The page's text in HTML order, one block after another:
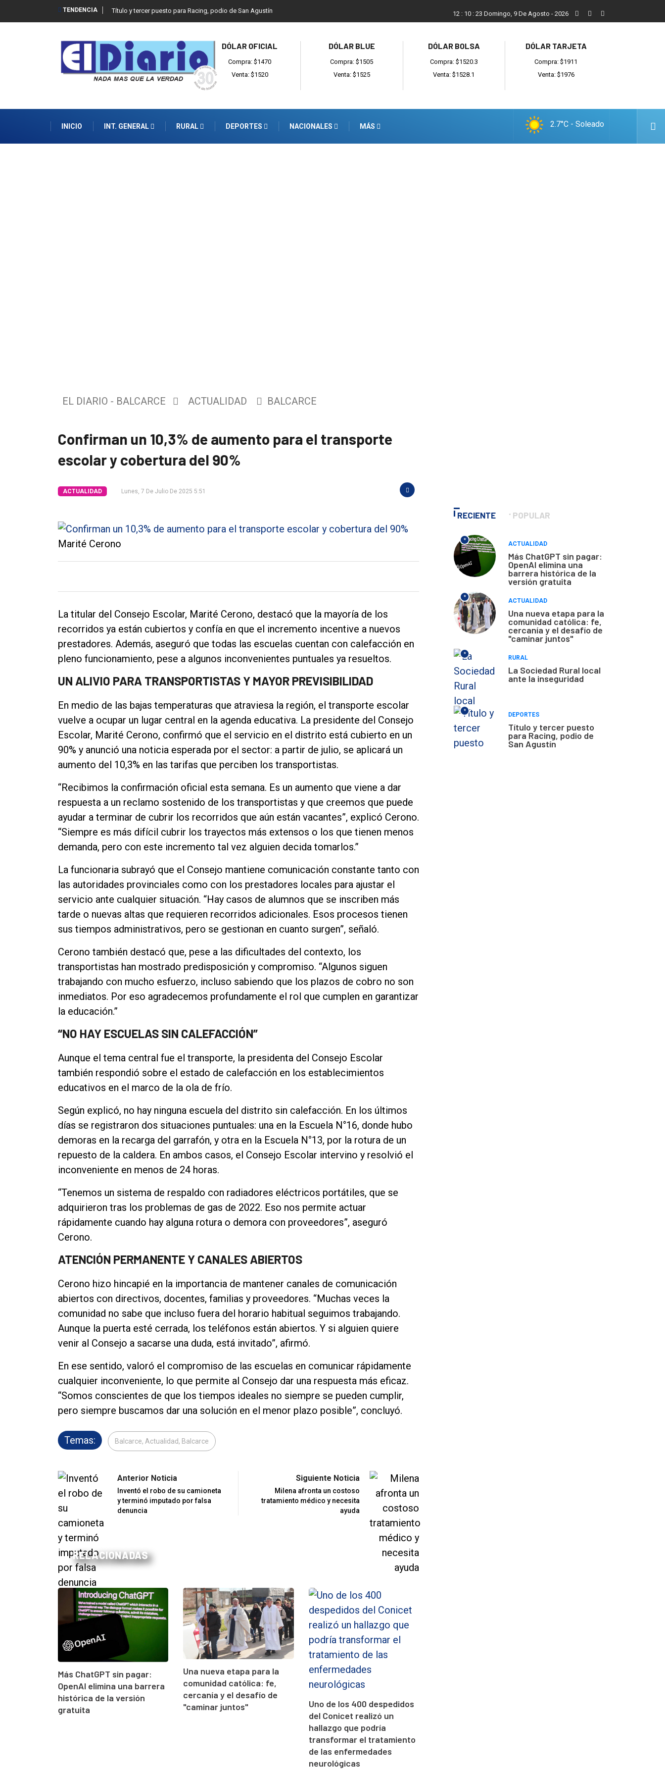
TENDENCIA Título y tercer puesto para Racing, podio de San Agustín San Cayetano, el trabajo y una nueva etapa para la
12 : 10 : 24 Domingo, 9 De Agosto - 2026
DÓLAR OFICIAL
Compra: $1470
Venta: $1520
DÓLAR BLUE
Compra: $1505
Venta: $1525
DÓLAR BOLSA
Compra: $1520.3
Venta: $1528.1
DÓLAR TARJETA
Compra: $1911
Venta: $1976
INICIO INT. GENERAL RURAL DEPORTES NACIONALES MÁS 2.7°C - Soleado
Tendencia
Entrevistas
Deportes
Fúnebres
Nosotros
Contacto
EL DIARIO - BALCARCE ACTUALIDAD BALCARCE
Confirman un 10,3% de aumento para el transporte
escolar y cobertura del 90%
ACTUALIDAD Lunes, 7 De Julio De 2025 5:51
Marité Cerono
La titular del Consejo Escolar, Marité Cerono, destacó que la mayoría de los
recorridos ya están cubiertos y confía en que el incremento incentive a nuevos
prestadores. Además, aseguró que todas las escuelas cuentan con calefacción en
pleno funcionamiento, pese a algunos inconvenientes puntuales ya resueltos.
UN ALIVIO PARA TRANSPORTISTAS Y MAYOR PREVISIBILIDAD
En medio de las bajas temperaturas que atraviesa la región, el transporte escolar
vuelve a ocupar un lugar central en la agenda educativa. La presidente del Consejo
Escolar, Marité Cerono, confirmó que el servicio en el distrito está cubierto en un
90% y anunció una noticia esperada por el sector: a partir de julio, se aplicará un
aumento del 10,3% en las tarifas que perciben los transportistas.
“Recibimos la confirmación oficial esta semana. Es un aumento que viene a dar
respuesta a un reclamo sostenido de los transportistas y que creemos que puede
ayudar a terminar de cubrir los recorridos que aún están vacantes”, explicó Cerono.
“Siempre es más difícil cubrir los trayectos más extensos o los que tienen menos
demanda, pero con este incremento tal vez alguien decida tomarlos.”
La funcionaria subrayó que el Consejo mantiene comunicación constante tanto con
las autoridades provinciales como con los prestadores locales para ajustar el
servicio ante cualquier situación. “Hay casos de alumnos que se inscriben más
tarde o nuevas altas que requieren recorridos adicionales. Esos procesos tienen
sus tiempos administrativos, pero se gestionan en cuanto surgen”, señaló.
Cerono también destacó que, pese a las dificultades del contexto, los
transportistas han mostrado predisposición y compromiso. “Algunos siguen
trabajando con mucho esfuerzo, incluso sabiendo que los plazos de cobro no son
inmediatos. Por eso agradecemos profundamente el rol que cumplen en garantizar
la educación.”
“NO HAY ESCUELAS SIN CALEFACCIÓN”
Aunque el tema central fue el transporte, la presidenta del Consejo Escolar
también respondió sobre el estado de calefacción en los establecimientos
educativos en el marco de la ola de frío.
Según explicó, no hay ninguna escuela del distrito sin calefacción. En los últimos
días se registraron dos situaciones puntuales: una en la Escuela N°16, donde hubo
demoras en la recarga del garrafón, y otra en la Escuela N°13, por la rotura de un
repuesto de la caldera. En ambos casos, el Consejo Escolar intervino y resolvió el
inconveniente en menos de 24 horas.
“Tenemos un sistema de respaldo con radiadores eléctricos portátiles, que se
adquirieron tras los problemas de gas de 2022. Eso nos permite actuar
rápidamente cuando hay alguna rotura o demora con proveedores”, aseguró
Cerono.
ATENCIÓN PERMANENTE Y CANALES ABIERTOS
Cerono hizo hincapié en la importancia de mantener canales de comunicación
abiertos con directivos, docentes, familias y proveedores. “Muchas veces la
comunidad no sabe que incluso fuera del horario habitual seguimos trabajando.
Aunque la puerta esté cerrada, los teléfonos están abiertos. Y si alguien quiere
venir al Consejo a sacarse una duda, está invitado”, afirmó.
En ese sentido, valoró el compromiso de las escuelas en comunicar rápidamente
cualquier inconveniente, lo que permite al Consejo dar una respuesta más eficaz.
“Somos conscientes de que los tiempos ideales no siempre se pueden cumplir,
pero siempre buscamos dar una solución en el menor plazo posible”, concluyó.
Temas: Balcarce, Actualidad, Balcarce
Anterior Noticia
Inventó el robo de su camioneta
y terminó imputado por falsa
denuncia
Siguiente Noticia
Milena afronta un costoso
tratamiento médico y necesita
ayuda
RELACIONADAS
Más ChatGPT sin pagar:
OpenAI elimina una barrera
histórica de la versión
gratuita
Una nueva etapa para la
comunidad católica: fe,
cercanía y el desafío de
"caminar juntos"
Uno de los 400 despedidos
del Conicet realizó un
hallazgo que podría
transformar el tratamiento
de las enfermedades
neurológicas
RECIENTE POPULAR
*
ACTUALIDAD
Más ChatGPT sin pagar:
OpenAI elimina una
barrera histórica de la
versión gratuita
*
ACTUALIDAD
Una nueva etapa para la
comunidad católica: fe,
cercanía y el desafío de
"caminar juntos"
*
RURAL
La Sociedad Rural local
ante la inseguridad
*
DEPORTES
Título y tercer puesto
para Racing, podio de
San Agustín